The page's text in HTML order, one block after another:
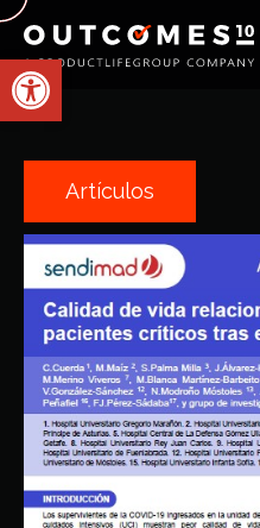
Abrir barra de herramientas
Artículos